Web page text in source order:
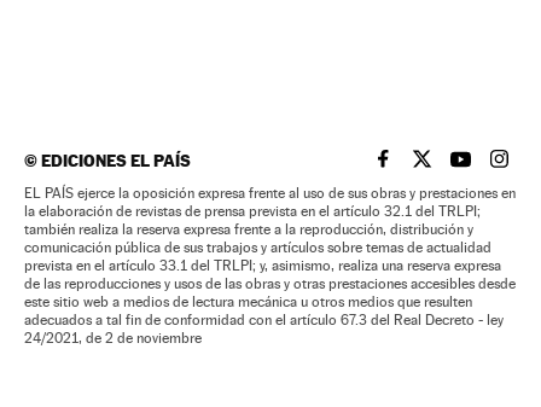
©EDICIONES EL PAÍS EL PAÍS BRASIL EN
EL PAÍSEL PAÍS
EL
EL PAÍS ejerce la oposición expresa frente al uso de sus obras y prestaciones en
la elaboración de revistas de prensa prevista en el artículo 32.1 del TRLPI;
también realiza la reserva expresa frente a la reproducción, distribución y
comunicación pública de sus trabajos y artículos sobre temas de actualidad
prevista en el artículo 33.1 del TRLPI; y, asimismo, realiza una reserva expresa
de las reproducciones y usos de las obras y otras prestaciones accesibles desde
este sitio web a medios de lectura mecánica u otros medios que resulten
adecuados a tal fin de conformidad con el artículo 67.3 del Real Decreto - ley
24/2021, de 2 de noviembre